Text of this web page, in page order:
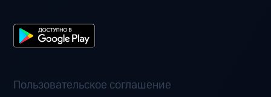
Пользовательское соглашение